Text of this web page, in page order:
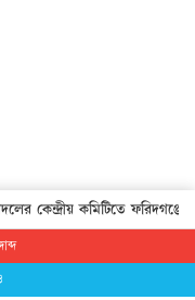
কেন্দ্রীয় কমিটিতে ফরিদগঞ্জের